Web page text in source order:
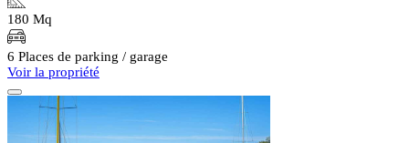
180 Mq
6 Places de parking / garage
Voir la propriété